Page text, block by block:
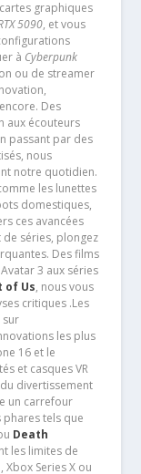
graphiques
5090, et vous
à Cyberpunk
ou de streamer
Des
aux écouteurs
passant par des
nous
notre quotidien.
les lunettes
domestiques,
ces avancées
de séries, plongez
Des films
3 aux séries
of Us, nous vous
critiques .Les
sur
les plus
16 et le
et casques VR
divertissement
un carrefour
tels que
Death
les limites de
Xbox Series X ou